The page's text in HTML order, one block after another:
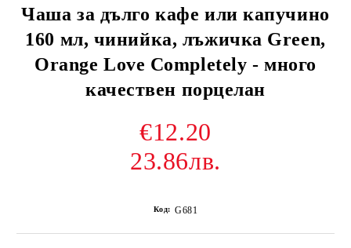
Чаша за дълго кафе или капучино
160 мл, чинийка, лъжичка Green,
Orange Love Completely - много
качествен порцелан
€12.20
23.86лв.
Код: G681